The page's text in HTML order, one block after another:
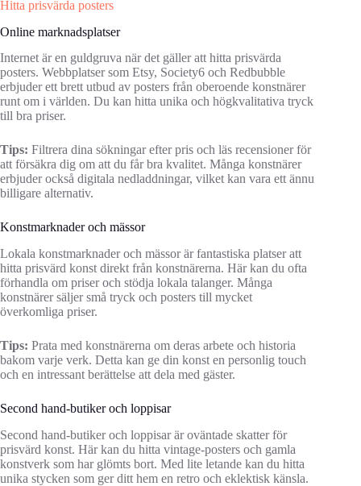
Hitta prisvärda posters
Online marknadsplatser
Internet är en guldgruva när det gäller att hitta prisvärda
posters. Webbplatser som Etsy, Society6 och Redbubble
erbjuder ett brett utbud av posters från oberoende konstnärer
runt om i världen. Du kan hitta unika och högkvalitativa tryck
till bra priser.
Tips: Filtrera dina sökningar efter pris och läs recensioner för
att försäkra dig om att du får bra kvalitet. Många konstnärer
erbjuder också digitala nedladdningar, vilket kan vara ett ännu
billigare alternativ.
Konstmarknader och mässor
Lokala konstmarknader och mässor är fantastiska platser att
hitta prisvärd konst direkt från konstnärerna. Här kan du ofta
förhandla om priser och stödja lokala talanger. Många
konstnärer säljer små tryck och posters till mycket
överkomliga priser.
Tips: Prata med konstnärerna om deras arbete och historia
bakom varje verk. Detta kan ge din konst en personlig touch
och en intressant berättelse att dela med gäster.
Second hand-butiker och loppisar
Second hand-butiker och loppisar är oväntade skatter för
prisvärd konst. Här kan du hitta vintage-posters och gamla
konstverk som har glömts bort. Med lite letande kan du hitta
unika stycken som ger ditt hem en retro och eklektisk känsla.